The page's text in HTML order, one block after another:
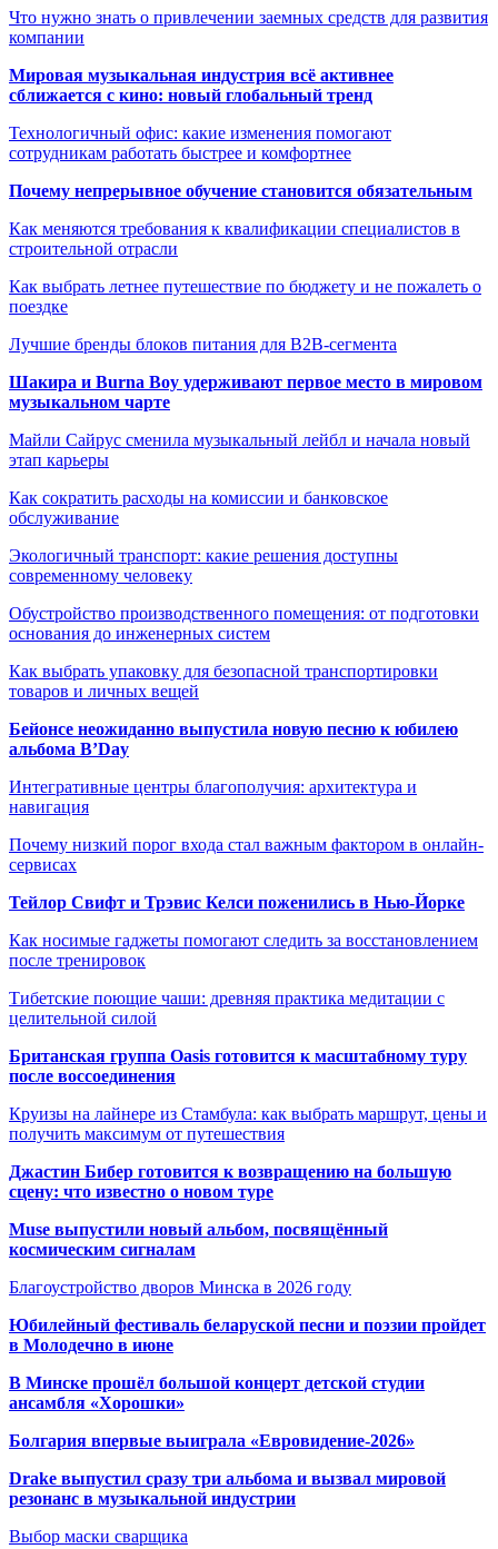
Что нужно знать о привлечении заемных средств для развития
компании
Мировая музыкальная индустрия всё активнее
сближается с кино: новый глобальный тренд
Технологичный офис: какие изменения помогают
сотрудникам работать быстрее и комфортнее
Почему непрерывное обучение становится обязательным
Как меняются требования к квалификации специалистов в
строительной отрасли
Как выбрать летнее путешествие по бюджету и не пожалеть о
поездке
Лучшие бренды блоков питания для B2B-сегмента
Шакира и Burna Boy удерживают первое место в мировом
музыкальном чарте
Майли Сайрус сменила музыкальный лейбл и начала новый
этап карьеры
Как сократить расходы на комиссии и банковское
обслуживание
Экологичный транспорт: какие решения доступны
современному человеку
Обустройство производственного помещения: от подготовки
основания до инженерных систем
Как выбрать упаковку для безопасной транспортировки
товаров и личных вещей
Бейонсе неожиданно выпустила новую песню к юбилею
альбома B’Day
Интегративные центры благополучия: архитектура и
навигация
Почему низкий порог входа стал важным фактором в онлайн-
сервисах
Тейлор Свифт и Трэвис Келси поженились в Нью-Йорке
Как носимые гаджеты помогают следить за восстановлением
после тренировок
Тибетские поющие чаши: древняя практика медитации с
целительной силой
Британская группа Oasis готовится к масштабному туру
после воссоединения
Круизы на лайнере из Стамбула: как выбрать маршрут, цены и
получить максимум от путешествия
Джастин Бибер готовится к возвращению на большую
сцену: что известно о новом туре
Muse выпустили новый альбом, посвящённый
космическим сигналам
Благоустройство дворов Минска в 2026 году
Юбилейный фестиваль беларуской песни и поэзии пройдет
в Молодечно в июне
В Минске прошёл большой концерт детской студии
ансамбля «Хорошки»
Болгария впервые выиграла «Евровидение-2026»
Drake выпустил сразу три альбома и вызвал мировой
резонанс в музыкальной индустрии
Выбор маски сварщика